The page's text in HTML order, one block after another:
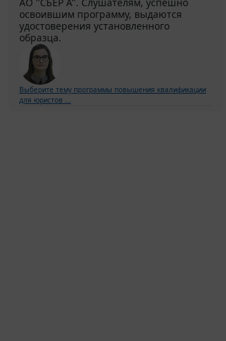
освоившим программу, выдаются
удостоверения установленного
образца.
Выберите тему программы повышения квалификации
для юристов ...